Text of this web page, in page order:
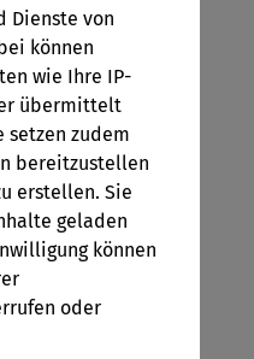
Quiz: Pub-WG-
Dienste von
können
wie Ihre IP-
übermittelt
setzen zudem
bereitzustellen
erstellen. Sie
geladen
können
oder